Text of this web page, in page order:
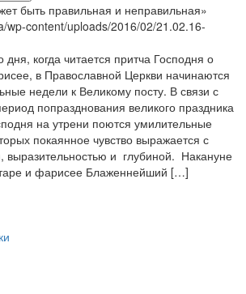
быть правильная и неправильная»
wp-content/uploads/2016/02/21.02.16-
дня, когда читается притча Господня о
в Православной Церкви начинаются
недели к Великому посту. В связи с
попразднования великого праздника
на утрени поются умилительные
покаянное чувство выражается с
выразительностью и глубиной. Накануне
и фарисее Блаженнейший […]